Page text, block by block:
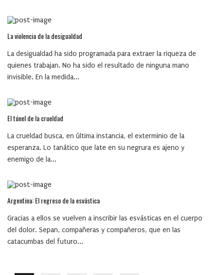
La violencia de la desigualdad
La desigualdad ha sido programada para extraer la riqueza de
quienes trabajan. No ha sido el resultado de ninguna mano
invisible. En la medida...
El túnel de la crueldad
La crueldad busca, en última instancia, el exterminio de la
esperanza. Lo tanático que late en su negrura es ajeno y
enemigo de la...
Argentina: El regreso de la esvástica
Gracias a ellos se vuelven a inscribir las esvásticas en el cuerpo
del dolor. Sepan, compañeras y compañeros, que en las
catacumbas del futuro...